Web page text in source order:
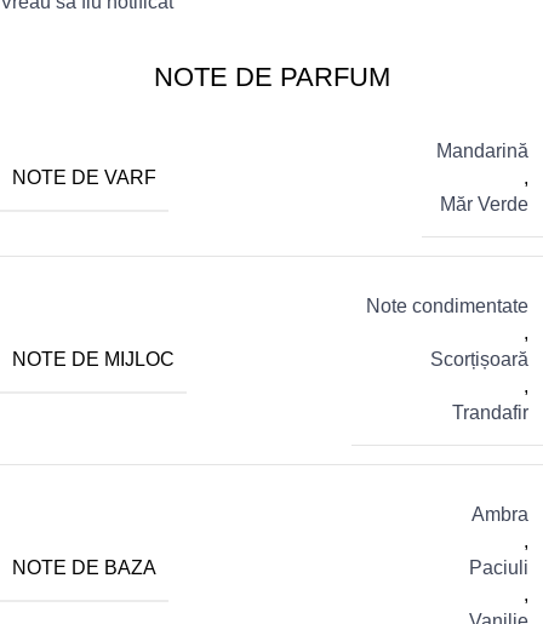
NOTE DE PARFUM
NOTE DE VARF
Mandarină
,
Măr Verde
NOTE DE MIJLOC
Note condimentate
,
Scorțișoară
,
Trandafir
NOTE DE BAZA
Ambra
,
Paciuli
,